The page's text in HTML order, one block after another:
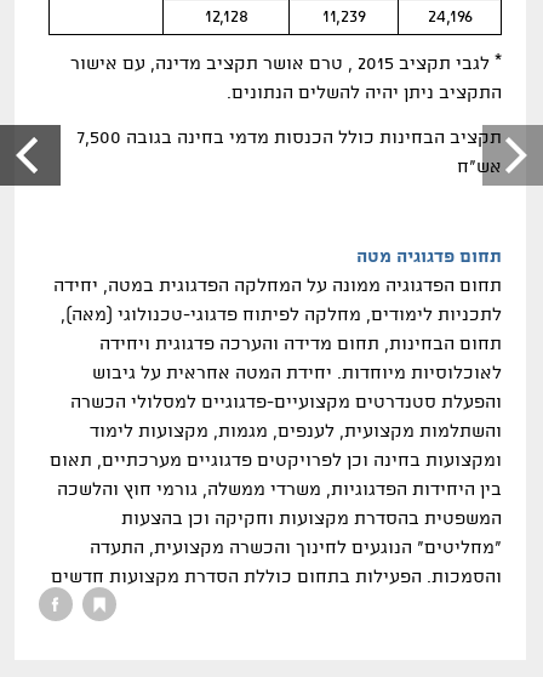
24,196
11,239
12,128
* לגבי תקציב 2015
, טרם אושר תקציב מדינה, עם אישור
התקציב ניתן יהיה להשלים הנתונים.
תקציב הבחינות כולל הכנסות מדמי בחינה בגובה 7,500
אש"ח
תחום פדגוגיה מטה
תחום הפדגוגיה ממונה על המחלקה הפדגוגית במטה, יחידה
לתכניות לימודים, מחלקה לפיתוח פדגוגי-טכנולוגי )מאה),
תחום הבחינות, תחום מדידה והערכה פדגוגית ויחידה
לאוכלוסיות מיוחדות. יחידת המטה אחראית על גיבוש
והפעלת סטנדרטים מקצועיים-פדגוגיים למסלולי הכשרה
והשתלמות מקצועית, לענפים, מגמות, מקצועות לימוד
ומקצועות בחינה וכן לפרויקטים פדגוגיים מערכתיים, תאום
בין היחידות הפדגוגיות, משרדי ממשלה, גורמי חוץ והלשכה
המשפטית בהסדרת מקצועות וחקיקה וכן בהצעות
"מחליטים" הנוגעים לחינוך והכשרה מקצועית, התעדה
והסמכות. הפעילות בתחום כוללת הסדרת מקצועות חדשים
להכשרה מקצועית וקביעת חוקת זכאות לתעודות השונות.